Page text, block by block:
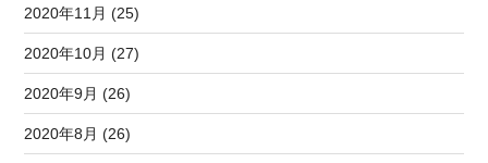
2020年11月 (25)
2020年10月 (27)
2020年9月 (26)
2020年8月 (26)